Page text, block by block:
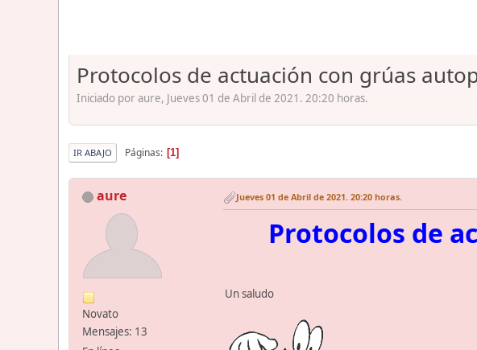
Protocolos de actuación con grúas
Iniciado por aure, Jueves 01 de Abril de 2021. 20:20 horas.
IR ABAJO Páginas 1
aure
Novato
Mensajes: 13
Jueves 01 de Abril de 2021. 20:20 horas.
Protocolos de
Un saludo